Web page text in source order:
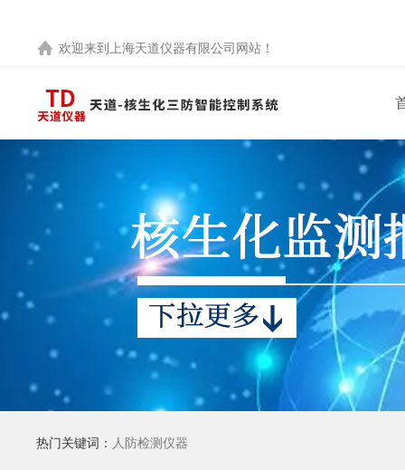
欢迎来到 上海天道仪器有限公司 网站！
热门关键词： 人防检测仪器